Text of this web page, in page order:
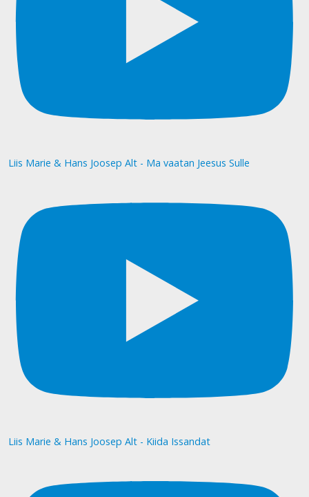
Liis Marie & Hans Joosep Alt - Ma vaatan Jeesus Sulle
Liis Marie & Hans Joosep Alt - Kiida Issandat